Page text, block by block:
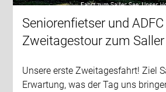
Seniorenfietser und
Zweitagestour zum Saller
Unsere erste Zweitagesfahrt! Ziel
Erwartung, was der Tag uns